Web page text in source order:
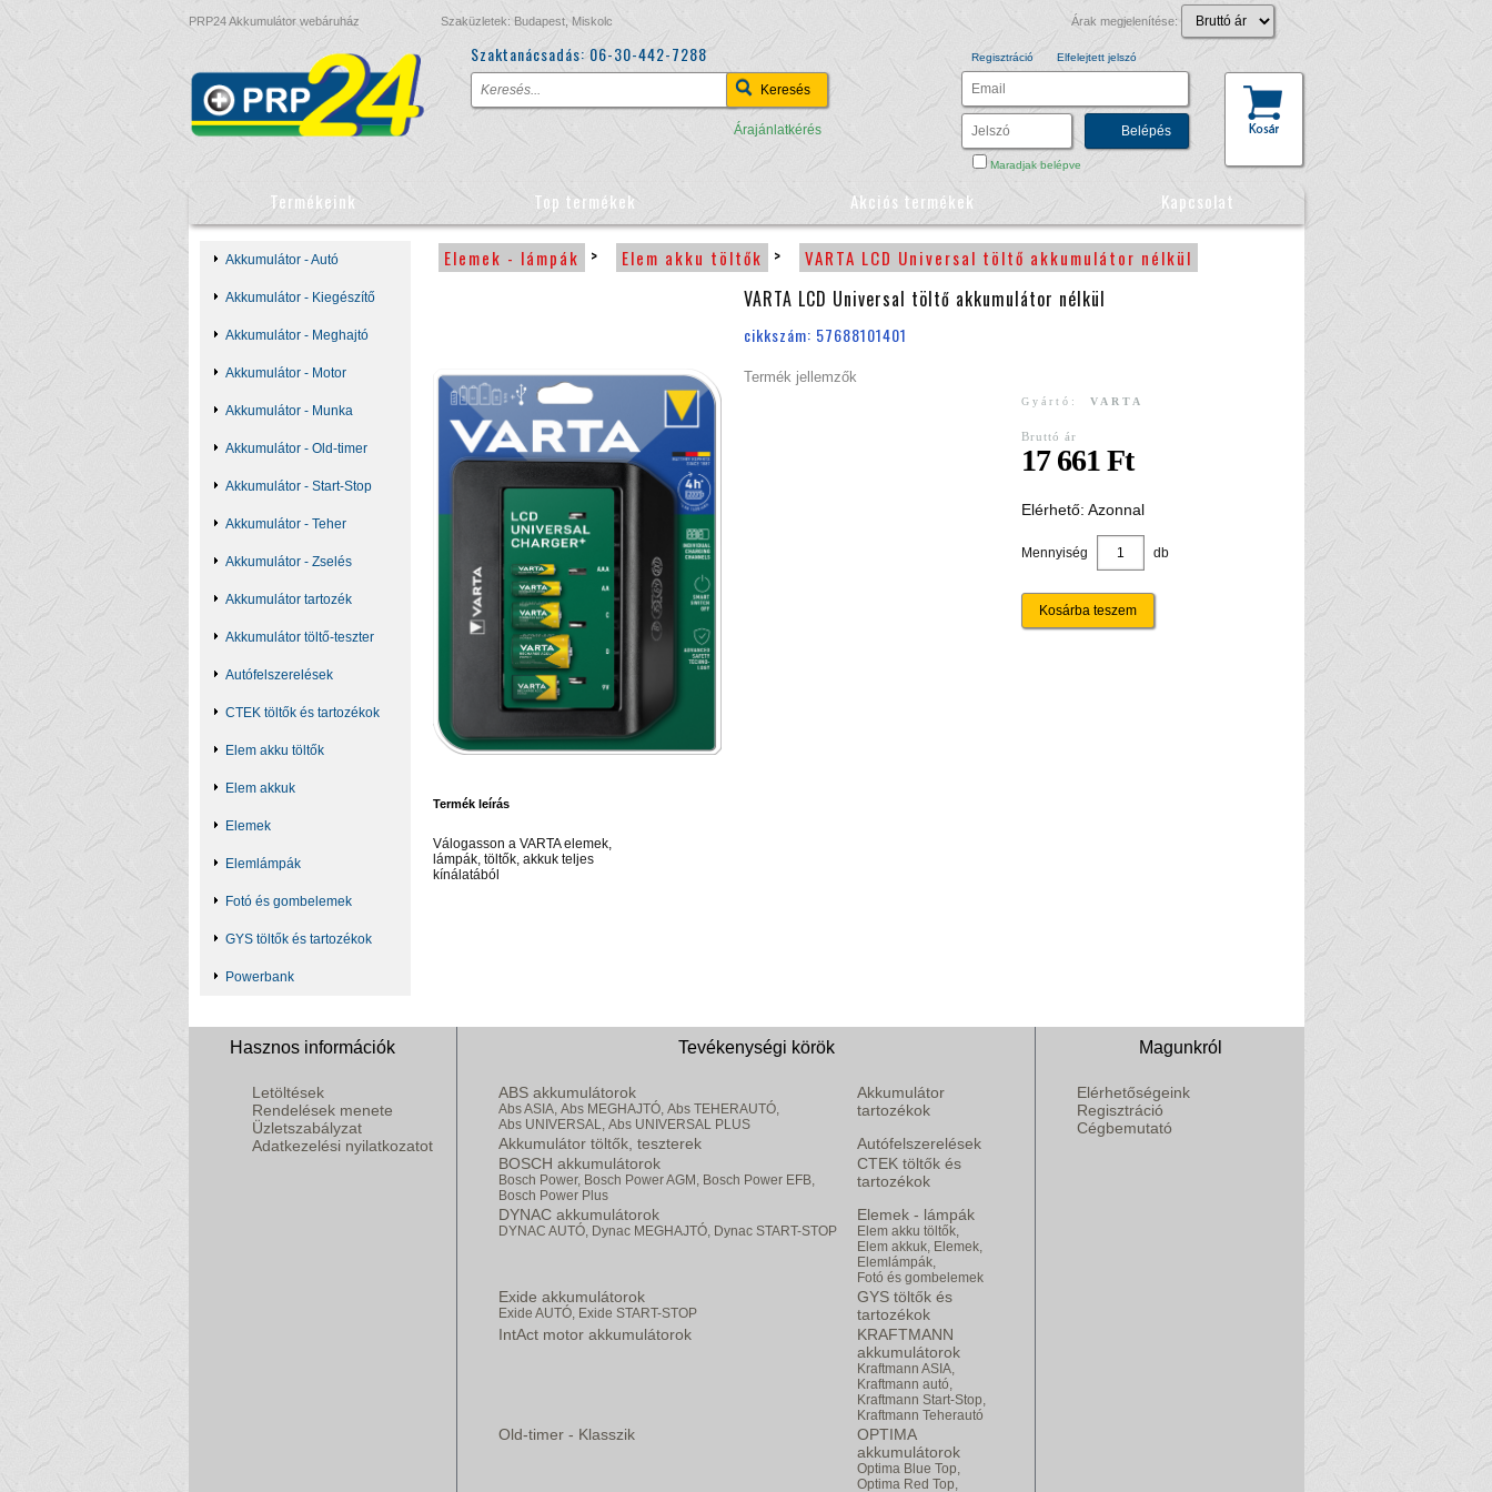
PRP24 Akkumulátor webáruház Szaküzletek: Budapest, Miskolc Árak megjelenítése:
Szaktanácsadás: 06-30-442-7288
Árajánlatkérés
Regisztráció Elfelejtett jelszó
Maradjak belépve
Termékeink Top termékek Akciós termékek Kapcsolat
Akkumulátor - Autó
Akkumulátor - Kiegészítő
Akkumulátor - Meghajtó
Akkumulátor - Motor
Akkumulátor - Munka
Akkumulátor - Old-timer
Akkumulátor - Start-Stop
Akkumulátor - Teher
Akkumulátor - Zselés
Akkumulátor tartozék
Akkumulátor töltő-teszter
Autófelszerelések
CTEK töltők és tartozékok
Elem akku töltők
Elem akkuk
Elemek
Elemlámpák
Fotó és gombelemek
GYS töltők és tartozékok
Powerbank
Elemek - lámpák > Elem akku töltők > VARTA LCD Universal töltő akkumulátor nélkül
VARTA LCD Universal töltő akkumulátor nélkül
cikkszám: 57688101401
Termék jellemzők
Gyártó: VARTA
Bruttó ár
17 661 Ft
Elérhető: Azonnal
Mennyiség db
Termék leírás
Válogasson a VARTA elemek,
lámpák, töltők, akkuk teljes
kínálatából
Hasznos információk Tevékenységi körök Magunkról
Letöltések
Rendelések menete
Üzletszabályzat
Adatkezelési nyilatkozatot
ABS akkumulátorok
Abs ASIA, Abs MEGHAJTÓ, Abs TEHERAUTÓ,
Abs UNIVERSAL, Abs UNIVERSAL PLUS
Akkumulátor
tartozékok
Akkumulátor töltők, teszterek
Autófelszerelések
BOSCH akkumulátorok
Bosch Power, Bosch Power AGM, Bosch Power EFB,
Bosch Power Plus
CTEK töltők és
tartozékok
DYNAC akkumulátorok
DYNAC AUTÓ, Dynac MEGHAJTÓ, Dynac START-STOP
Elemek - lámpák
Elem akku töltők,
Elem akkuk, Elemek,
Elemlámpák,
Fotó és gombelemek
Exide akkumulátorok
Exide AUTÓ, Exide START-STOP
GYS töltők és
tartozékok
IntAct motor akkumulátorok
KRAFTMANN
akkumulátorok
Kraftmann ASIA,
Kraftmann autó,
Kraftmann Start-Stop,
Kraftmann Teherautó
Old-timer - Klasszik
OPTIMA
akkumulátorok
Optima Blue Top,
Optima Red Top,
Elérhetőségeink
Regisztráció
Cégbemutató